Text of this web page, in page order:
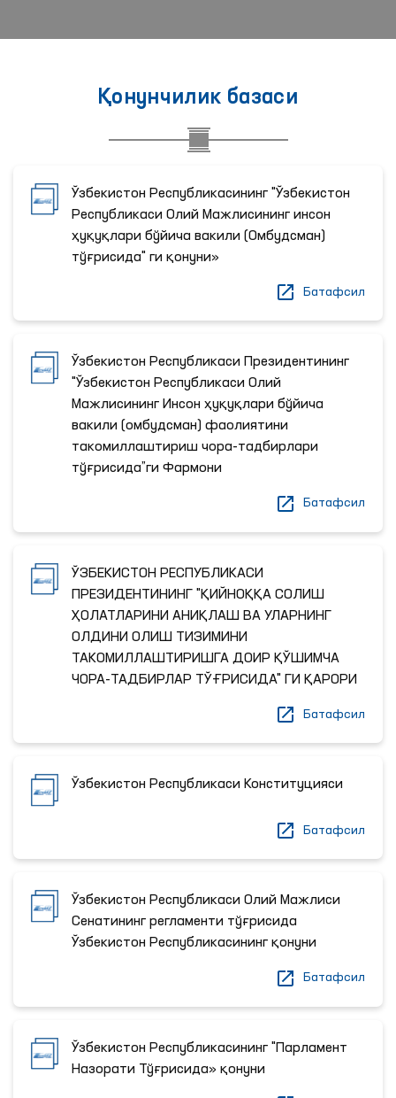
Қонунчилик базаси
Ўзбекистон Республикасининг "Ўзбекистон
Республикаси Олий Мажлисининг инсон
ҳуқуқлари бўйича вакили (Омбудсман)
тўғрисида" ги қонуни»
Батафсил
Ўзбекистон Республикаси Президентининг
"Ўзбекистон Республикаси Олий
Мажлисининг Инсон ҳуқуқлари бўйича
вакили (омбудсман) фаолиятини
такомиллаштириш чора-тадбирлари
тўғрисида”ги Фармони
Батафсил
ЎЗБЕКИСТОН РЕСПУБЛИКАСИ
ПРЕЗИДЕНТИНИНГ "ҚИЙНОҚҚА СОЛИШ
ҲОЛАТЛАРИНИ АНИҚЛАШ ВА УЛАРНИНГ
ОЛДИНИ ОЛИШ ТИЗИМИНИ
ТАКОМИЛЛАШТИРИШГА ДОИР ҚЎШИМЧА
ЧОРА-ТАДБИРЛАР ТЎҒРИСИДА" ГИ ҚАРОРИ
Батафсил
Ўзбекистон Республикаси Конституцияси
Батафсил
Ўзбекистон Республикаси Олий Мажлиси
Сенатининг регламенти тўғрисида
Ўзбекистон Республикасининг қонуни
Батафсил
Ўзбекистон Республикасининг "Парламент
Назорати Тўғрисида» қонуни